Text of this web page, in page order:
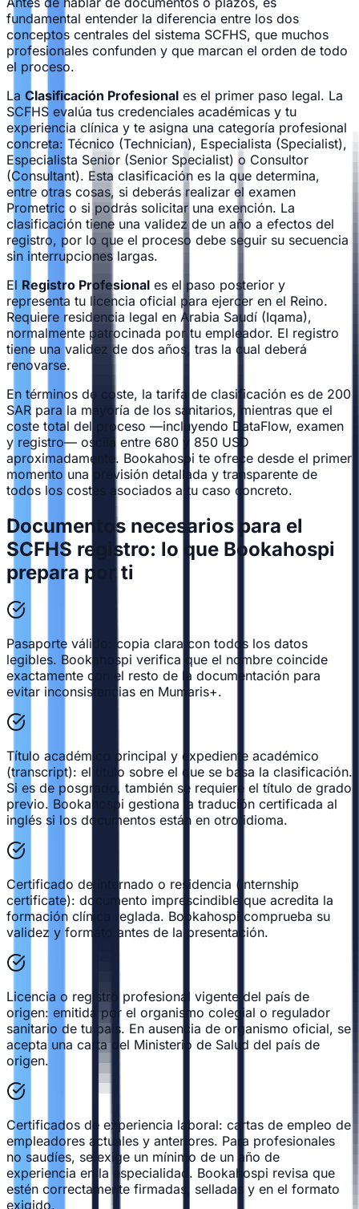
fundamental entender la diferencia entre los dos
conceptos centrales del sistema SCFHS, que muchos
profesionales confunden y que marcan el orden de todo
el proceso.
La Clasificación Profesional es el primer paso legal. La
SCFHS evalúa tus credenciales académicas y tu
experiencia clínica y te asigna una categoría profesional
concreta: Técnico (Technician), Especialista (Specialist),
Especialista Senior (Senior Specialist) o Consultor
(Consultant). Esta clasificación es la que determina,
entre otras cosas, si deberás realizar el examen
Prometric o si podrás solicitar una exención. La
clasificación tiene una validez de un año a efectos del
registro, por lo que el proceso debe seguir su secuencia
sin interrupciones largas.
El Registro Profesional es el paso posterior y
representa tu licencia oficial para ejercer en el Reino.
Requiere residencia legal en Arabia Saudí (Iqama),
normalmente patrocinada por tu empleador. El registro
tiene una validez de dos años, tras la cual deberá
renovarse.
En términos de coste, la tarifa de clasificación es de 200
SAR para la mayoría de los sanitarios, mientras que el
coste total del proceso —incluyendo DataFlow, examen
y registro— oscila entre 680 y 850 USD
aproximadamente. Bookahospi te ofrece desde el primer
momento una previsión detallada y transparente de
todos los costes asociados a tu caso concreto.
Documentos necesarios para el
SCFHS registro: lo que Bookahospi
prepara por ti
Pasaporte válido: copia clara con todos los datos
legibles. Bookahospi verifica que el nombre coincide
exactamente con el resto de la documentación para
evitar inconsistencias en Mumaris+.
Título académico principal y expediente académico
(transcript): el título sobre el que se basa la clasificación.
Si es de posgrado, también se requiere el título de grado
previo. Bookahospi gestiona la tradución certificada al
inglés si los documentos están en otro idioma.
Certificado de internado o residencia (internship
certificate): documento imprescindible que acredita la
formación clínica reglada. Bookahospi comprueba su
validez y formato antes de la presentación.
Licencia o registro profesional vigente del país de
origen: emitida por el organismo colegial o regulador
sanitario de tu país. En ausencia de organismo oficial, se
acepta una carta del Ministerio de Salud del país de
origen.
Certificados de experiencia laboral: cartas de empleo de
empleadores actuales y anteriores. Para profesionales
no saudíes, se exige un mínimo de un año de
experiencia en la especialidad. Bookahospi revisa que
estén correctamente firmadas, selladas y en el formato
exigido.